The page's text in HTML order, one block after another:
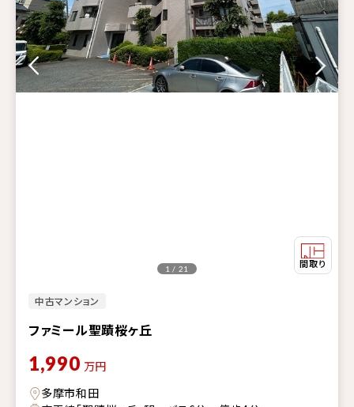
中古マンション
ファミール聖蹟桜ヶ丘
1 / 21
1,990 万円
多摩市和田